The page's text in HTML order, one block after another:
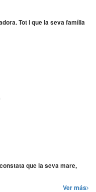
Tot i que la seva família
que la seva mare,
Ver más